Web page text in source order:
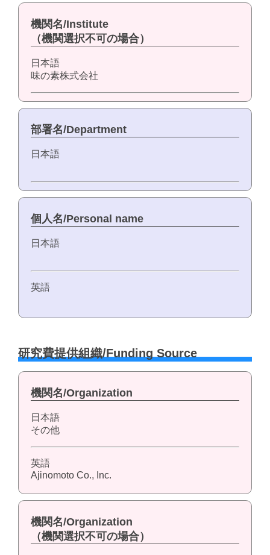
機関名/Institute
（機関選択不可の場合）
日本語
味の素株式会社
部署名/Department
日本語
個人名/Personal name
日本語
英語
研究費提供組織/Funding Source
機関名/Organization
日本語
その他
英語
Ajinomoto Co., Inc.
機関名/Organization
（機関選択不可の場合）